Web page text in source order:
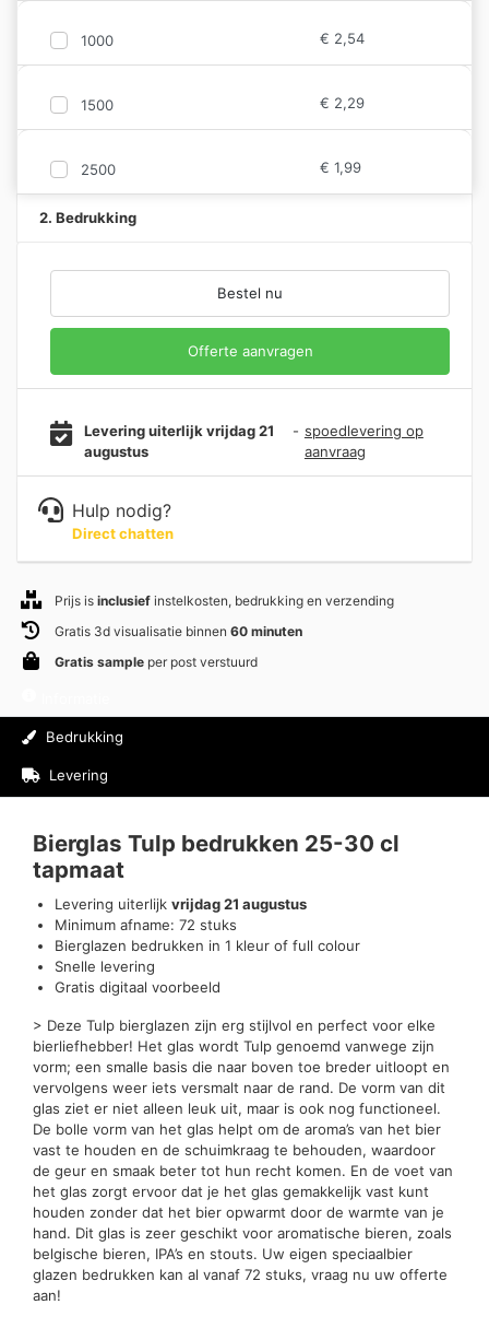
1000 € 2,54
1500 € 2,29
2500 € 1,99
2. Bedrukking
Bestel nu
Offerte aanvragen
Levering uiterlijk vrijdag 21
augustus
- spoedlevering op
aanvraag
Hulp nodig?
Direct chatten
Prijs is inclusief instelkosten, bedrukking en verzending
Gratis 3d visualisatie binnen 60 minuten
Gratis sample per post verstuurd
Bedrukking
Levering
Bierglas Tulp bedrukken 25-30 cl
tapmaat
Levering uiterlijk vrijdag 21 augustus
Minimum afname: 72 stuks
Bierglazen bedrukken in 1 kleur of full colour
Snelle levering
Gratis digitaal voorbeeld
> Deze Tulp bierglazen zijn erg stijlvol en perfect voor elke
bierliefhebber! Het glas wordt Tulp genoemd vanwege zijn
vorm; een smalle basis die naar boven toe breder uitloopt en
vervolgens weer iets versmalt naar de rand. De vorm van dit
glas ziet er niet alleen leuk uit, maar is ook nog functioneel.
De bolle vorm van het glas helpt om de aroma’s van het bier
vast te houden en de schuimkraag te behouden, waardoor
de geur en smaak beter tot hun recht komen. En de voet van
het glas zorgt ervoor dat je het glas gemakkelijk vast kunt
houden zonder dat het bier opwarmt door de warmte van je
hand. Dit glas is zeer geschikt voor aromatische bieren, zoals
belgische bieren, IPA’s en stouts. Uw eigen speciaalbier
glazen bedrukken kan al vanaf 72 stuks, vraag nu uw offerte
aan!